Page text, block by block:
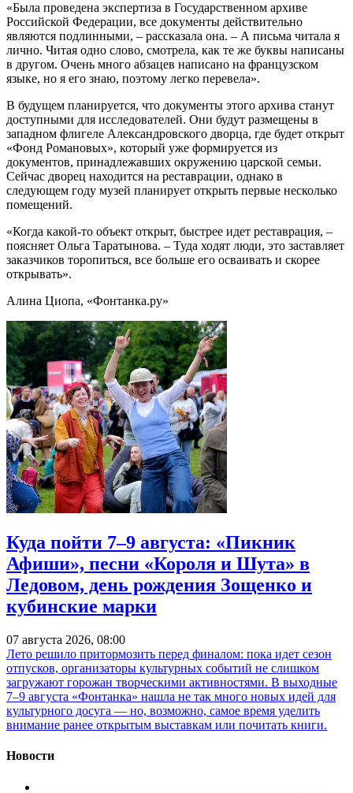
«Была проведена экспертиза в Государственном архиве
Российской Федерации, все документы действительно
являются подлинными, – рассказала она. – А письма читала я
лично. Читая одно слово, смотрела, как те же буквы написаны
в другом. Очень много абзацев написано на французском
языке, но я его знаю, поэтому легко перевела».
В будущем планируется, что документы этого архива станут
доступными для исследователей. Они будут размещены в
западном флигеле Александровского дворца, где будет открыт
«Фонд Романовых», который уже формируется из
документов, принадлежавших окружению царской семьи.
Сейчас дворец находится на реставрации, однако в
следующем году музей планирует открыть первые несколько
помещений.
«Когда какой-то объект открыт, быстрее идет реставрация, –
поясняет Ольга Таратынова. – Туда ходят люди, это заставляет
заказчиков торопиться, все больше его осваивать и скорее
открывать».
Алина Циопа, «Фонтанка.ру»
Куда пойти 7–9 августа: «Пикник
Афиши», песни «Короля и Шута» в
Ледовом, день рождения Зощенко и
кубинские марки
07 августа 2026, 08:00
Лето решило притормозить перед финалом: пока идет сезон
отпусков, организаторы культурных событий не слишком
загружают горожан творческими активностями. В выходные
7–9 августа «Фонтанка» нашла не так много новых идей для
культурного досуга — но, возможно, самое время уделить
внимание ранее открытым выставкам или почитать книги.
Новости